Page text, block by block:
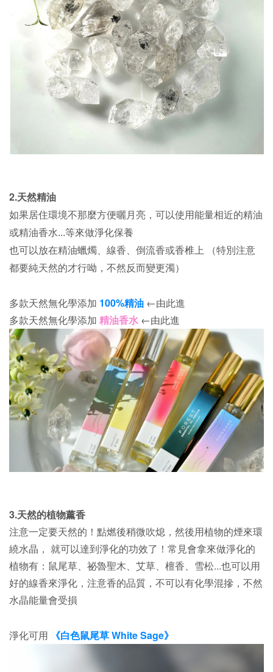
2.天然精油
如果居住環境不那麼方便曬月亮，可以使用能量相近的精油
或精油香水...等來做淨化保養
也可以放在精油蠟燭、線香、倒流香或香椎上 （特別注意
都要純天然的才行呦，不然反而變更濁）
多款天然無化學添加 100%精油 ←由此進
多款天然無化學添加 精油香水 ←由此進
3.天然的植物薰香
注意一定要天然的！點燃後稍微吹熄，然後用植物的煙來環
繞水晶， 就可以達到淨化的功效了！常見會拿來做淨化的
植物有：鼠尾草、祕魯聖木、艾草、檀香、雪松...也可以用
好的線香來淨化，注意香的品質，不可以有化學混摻，不然
水晶能量會受損
淨化可用 《白色鼠尾草 White Sage》